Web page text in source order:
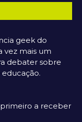
geek do
vez mais um
debater sobre
primeiro a receber